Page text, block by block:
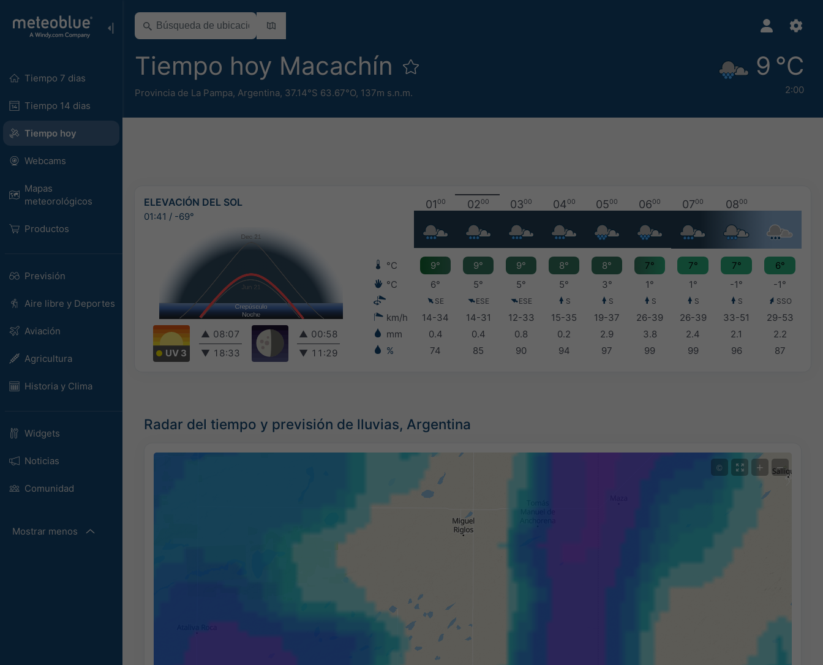
Tiempo 7 dias
Tiempo 14 dias
Tiempo hoy
Webcams
Mapas
meteorológicos
Productos
Previsión
Aire libre y Deportes
Aviación
Agricultura
Historia y Clima
Widgets
Noticias
Comunidad
Mostrar menos
Tiempo hoy Macachín
Provincia de La Pampa, Argentina, 37.14°S 63.67°O, 137m s.n.m.
9 °C
2:00
ELEVACIÓN DEL SOL
01:41 / -69°
UV 3
▲ 08:07
▼ 18:33
▲ 00:58
▼ 11:29
0100 0200 0300 0400 0500 0600 0700 0800
°C 9° 9° 9° 8° 8° 7° 7° 7°
6°
°C
6° 5° 5° 5° 3° 1° 1° -1° -1°
SE ESE ESE S S S S S SSO
km/h 14-34 14-31 12-33 15-35 19-37 26-39 26-39 33-51
29-53
mm
0.4 0.4 0.8 0.2 2.9 3.8 2.4 2.1
2.2
%
74 85 90 94 97 99 99 96 87
Radar del tiempo y previsión de lluvias, Argentina
© + −